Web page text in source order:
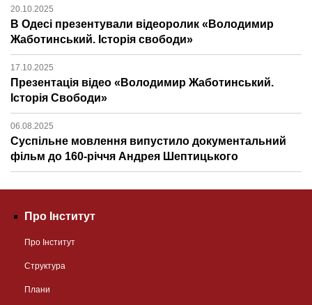
20.10.2025
В Одесі презентували відеоролик «Володимир
Жаботинський. Історія свободи»
17.10.2025
Презентація відео «Володимир Жаботинський.
Історія Свободи»
06.08.2025
Суспільне мовлення випустило документальний
фільм до 160-річчя Андрея Шептицького
Про Інститут
Про Інститут
Структура
Плани